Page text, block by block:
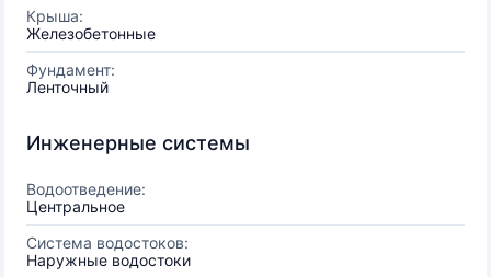
Крыша:
Железобетонные
Фундамент:
Ленточный
Инженерные системы
Водоотведение:
Центральное
Система водостоков:
Наружные водостоки